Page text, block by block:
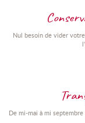
Nul besoin de vider
De mi-mai à mi